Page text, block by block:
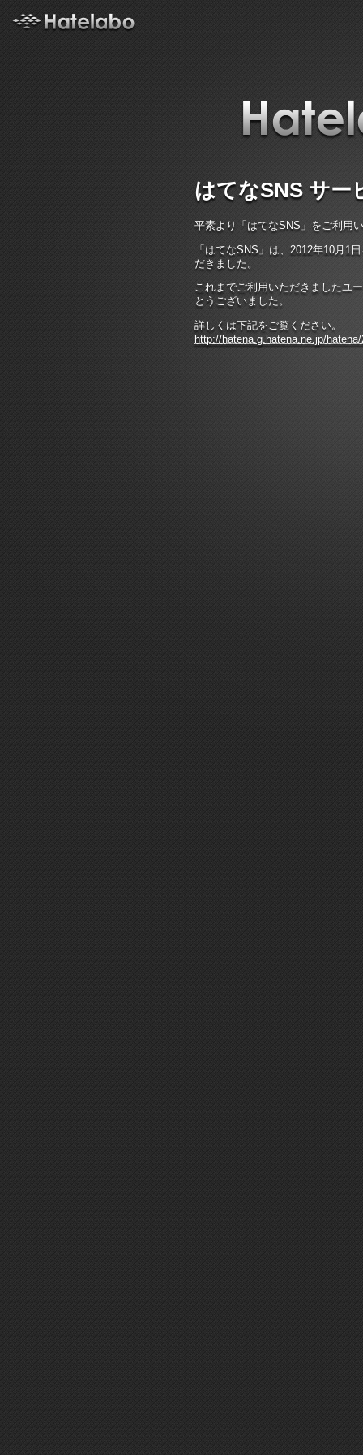
はてなSNS サー
平素より「はてなSNS」をご利用
「はてなSNS」は、2012年10月1
だきました。
これまでご利用いただきましたユ
とうございました。
詳しくは下記をご覧ください。
http://hatena.g.hatena.ne.jp/